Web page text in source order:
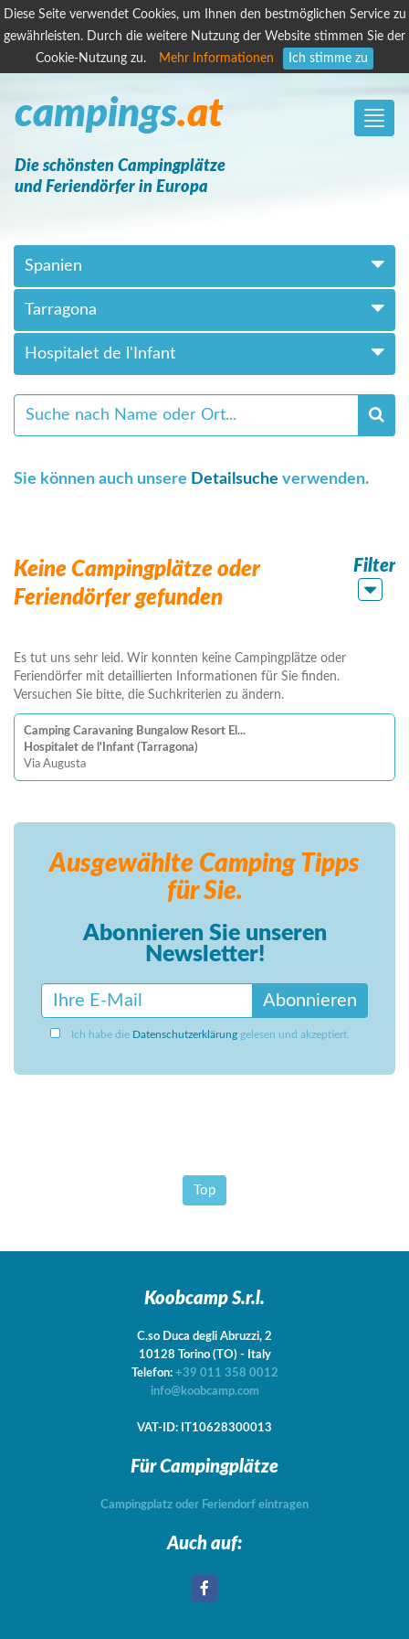
Diese Seite verwendet Cookies, um Ihnen den bestmöglichen Service zu
gewährleisten. Durch die weitere Nutzung der Website stimmen Sie der
Cookie-Nutzung zu.
Mehr Informationen Ich stimme zu
Toggle
campings.at
Die schönsten Campingplätze
und Feriendörfer in Europa
Spanien
Tarragona
Hospitalet de l'Infant
Sie können auch unsere Detailsuche verwenden.
Keine Campingplätze oder
Feriendörfer gefunden
Filter
Es tut uns sehr leid. Wir konnten keine Campingplätze oder
Feriendörfer mit detaillierten Informationen für Sie finden.
Versuchen Sie bitte, die Suchkriterien zu ändern.
Camping Caravaning Bungalow Resort El...
Hospitalet de l'Infant (Tarragona)
Via Augusta
Ausgewählte Camping Tipps
für Sie.
Abonnieren Sie unseren
Newsletter!
Abonnieren
Ich habe die Datenschutzerklärung gelesen und akzeptiert.
Top
Koobcamp S.r.l.
C.so Duca degli Abruzzi, 2
10128 Torino (TO) - Italy
Telefon: +39 011 358 0012
info@koobcamp.com
VAT-ID: IT10628300013
Für Campingplätze
Campingplatz oder Feriendorf eintragen
Auch auf: